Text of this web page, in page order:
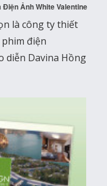
Điện Ảnh White Valentine
là công ty thiết
điện
diễn Davina Hồng